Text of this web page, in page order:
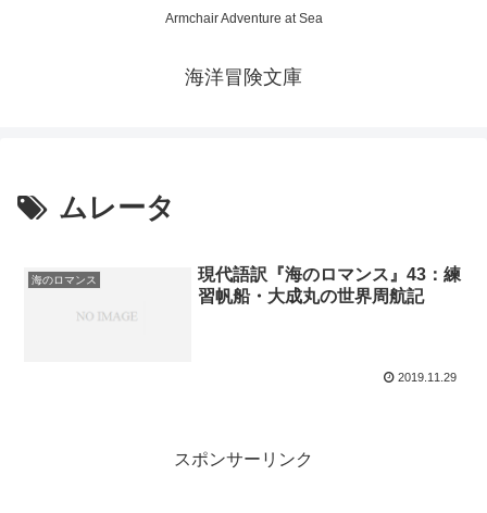
Armchair Adventure at Sea
海洋冒険文庫
ムレータ
海のロマンス
現代語訳『海のロマンス』43：練
習帆船・大成丸の世界周航記
2019.11.29
スポンサーリンク